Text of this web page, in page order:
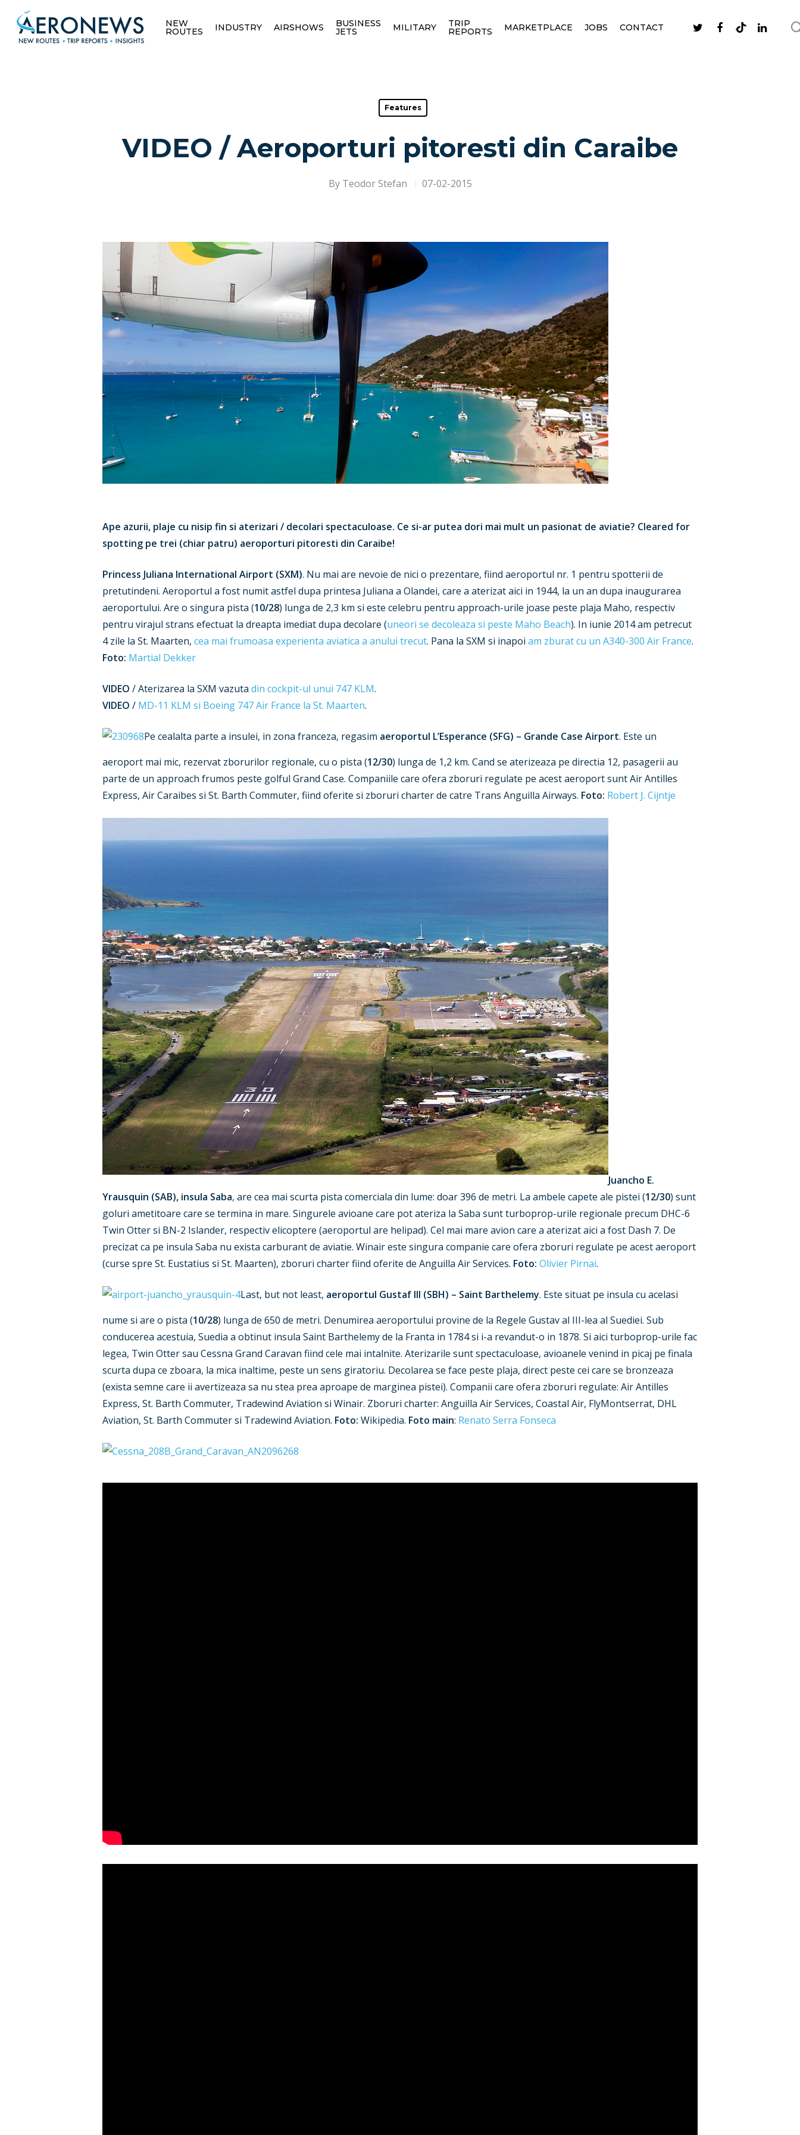
NEW
ROUTES INDUSTRY AIRSHOWS BUSINESS
JETS MILITARY TRIP
REPORTS MARKETPLACE JOBS CONTACT
Features
VIDEO / Aeroporturi pitoresti din Caraibe
By Teodor Stefan 07-02-2015
Ape azurii, plaje cu nisip fin si aterizari / decolari spectaculoase. Ce si-ar putea dori mai mult un pasionat de aviatie? Cleared for
spotting pe trei (chiar patru) aeroporturi pitoresti din Caraibe!
Princess Juliana International Airport (SXM). Nu mai are nevoie de nici o prezentare, fiind aeroportul nr. 1 pentru spotterii de
pretutindeni. Aeroportul a fost numit astfel dupa printesa Juliana a Olandei, care a aterizat aici in 1944, la un an dupa inaugurarea
aeroportului. Are o singura pista (10/28) lunga de 2,3 km si este celebru pentru approach-urile joase peste plaja Maho, respectiv
pentru virajul strans efectuat la dreapta imediat dupa decolare (uneori se decoleaza si peste Maho Beach). In iunie 2014 am petrecut
4 zile la St. Maarten, cea mai frumoasa experienta aviatica a anului trecut. Pana la SXM si inapoi am zburat cu un A340-300 Air France.
Foto: Martial Dekker
VIDEO / Aterizarea la SXM vazuta din cockpit-ul unui 747 KLM.
VIDEO / MD-11 KLM si Boeing 747 Air France la St. Maarten.
Pe cealalta parte a insulei, in zona franceza, regasim aeroportul L’Esperance (SFG) – Grande Case Airport. Este un
aeroport mai mic, rezervat zborurilor regionale, cu o pista (12/30) lunga de 1,2 km. Cand se aterizeaza pe directia 12, pasagerii au
parte de un approach frumos peste golful Grand Case. Companiile care ofera zboruri regulate pe acest aeroport sunt Air Antilles
Express, Air Caraibes si St. Barth Commuter, fiind oferite si zboruri charter de catre Trans Anguilla Airways. Foto: Robert J. Cijntje
Juancho E.
Yrausquin (SAB), insula Saba, are cea mai scurta pista comerciala din lume: doar 396 de metri. La ambele capete ale pistei (12/30) sunt
goluri ametitoare care se termina in mare. Singurele avioane care pot ateriza la Saba sunt turboprop-urile regionale precum DHC-6
Twin Otter si BN-2 Islander, respectiv elicoptere (aeroportul are helipad). Cel mai mare avion care a aterizat aici a fost Dash 7. De
precizat ca pe insula Saba nu exista carburant de aviatie. Winair este singura companie care ofera zboruri regulate pe acest aeroport
(curse spre St. Eustatius si St. Maarten), zboruri charter fiind oferite de Anguilla Air Services. Foto: Olivier Pirnai.
Last, but not least, aeroportul Gustaf III (SBH) – Saint Barthelemy. Este situat pe insula cu acelasi
nume si are o pista (10/28) lunga de 650 de metri. Denumirea aeroportului provine de la Regele Gustav al III-lea al Suediei. Sub
conducerea acestuia, Suedia a obtinut insula Saint Barthelemy de la Franta in 1784 si i-a revandut-o in 1878. Si aici turboprop-urile fac
legea, Twin Otter sau Cessna Grand Caravan fiind cele mai intalnite. Aterizarile sunt spectaculoase, avioanele venind in picaj pe finala
scurta dupa ce zboara, la mica inaltime, peste un sens giratoriu. Decolarea se face peste plaja, direct peste cei care se bronzeaza
(exista semne care ii avertizeaza sa nu stea prea aproape de marginea pistei). Companii care ofera zboruri regulate: Air Antilles
Express, St. Barth Commuter, Tradewind Aviation si Winair. Zboruri charter: Anguilla Air Services, Coastal Air, FlyMontserrat, DHL
Aviation, St. Barth Commuter si Tradewind Aviation. Foto: Wikipedia. Foto main: Renato Serra Fonseca